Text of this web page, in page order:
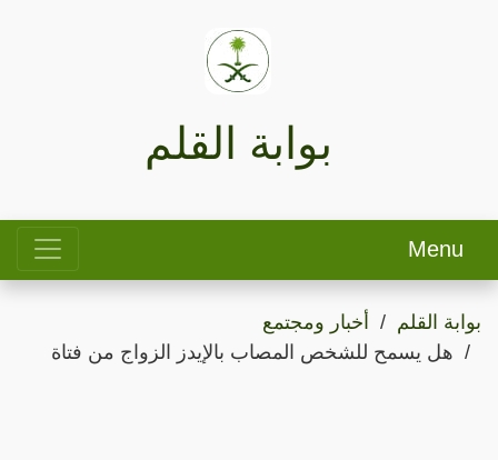
بوابة القلم
Menu
بوابة القلم
أخبار ومجتمع
هل يسمح للشخص المصاب بالإيدز الزواج من فتاة